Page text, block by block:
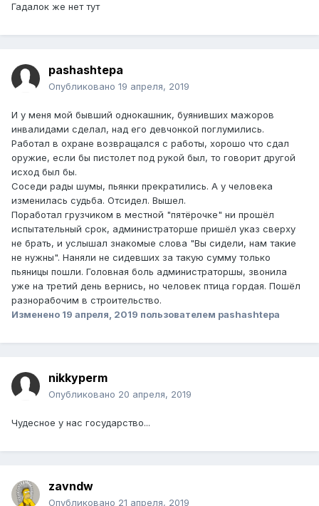
Гадалок же нет тут
pashashtepa
Опубликовано 19 апреля, 2019
И у меня мой бывший однокашник, буянивших мажоров
инвалидами сделал, над его девчонкой поглумились.
Работал в охране возвращался с работы, хорошо что сдал
оружие, если бы пистолет под рукой был, то говорит другой
исход был бы.
Соседи рады шумы, пьянки прекратились. А у человека
изменилась судьба. Отсидел. Вышел.
Поработал грузчиком в местной "пятёрочке" ни прошёл
испытательный срок, администраторше пришёл указ сверху
не брать, и услышал знакомые слова "Вы сидели, нам такие
не нужны". Наняли не сидевших за такую сумму только
пьяницы пошли. Головная боль администраторшы, звонила
уже на третий день вернись, но человек птица гордая. Пошёл
разнорабочим в строительство.
Изменено 19 апреля, 2019 пользователем pashashtepa
nikkyperm
Опубликовано 20 апреля, 2019
Чудесное у нас государство...
zavndw
Опубликовано 21 апреля, 2019